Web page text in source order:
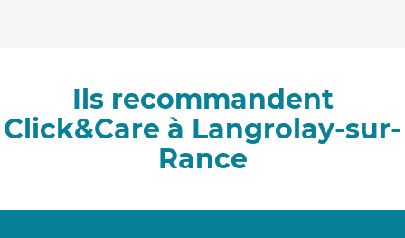
Ils recommandent
Click&Care à Langrolay-sur-
Rance